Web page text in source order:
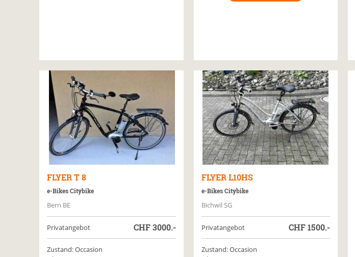
FLYERT 8
e-Bikes Citybike
Bern BE
Privatangebot CHF3000.-
Zustand: Occasion
FLYER L10HS
e-Bikes Citybike
Bichwil SG
Privatangebot CHF1500.-
Zustand: Occasion